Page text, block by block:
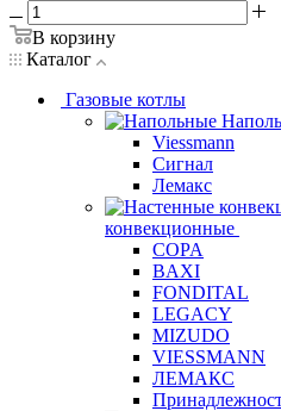
В корзину
Каталог
Газовые котлы
Viessmann
Сигнал
Лемакс
конвекционные
COPA
BAXI
FONDITAL
LEGACY
MIZUDO
VIESSMANN
ЛЕМАКС